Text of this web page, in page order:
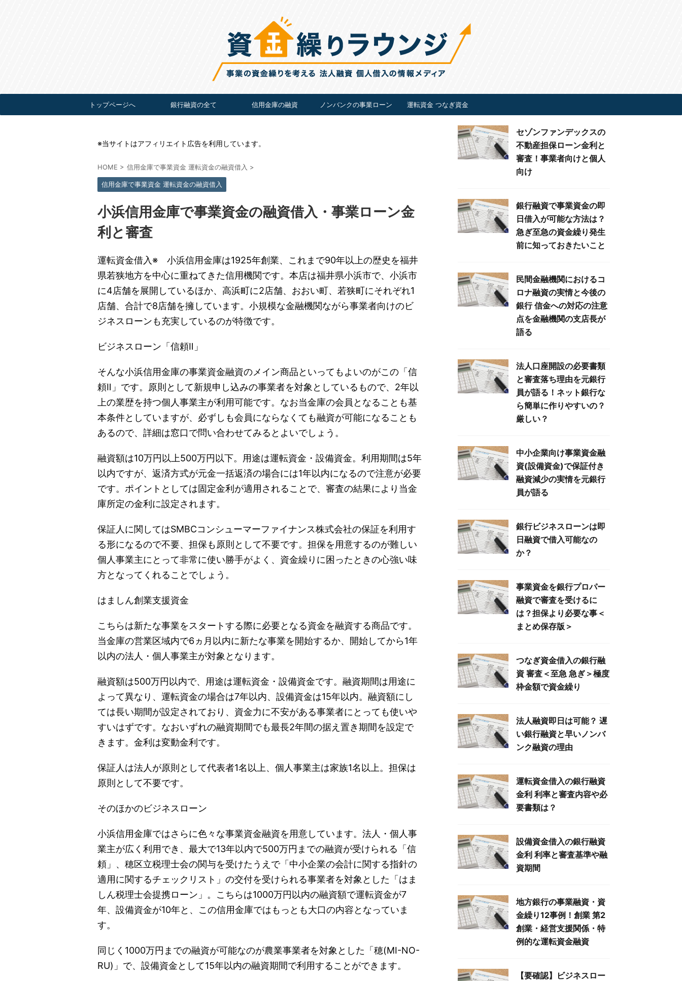
トップページへ 銀行融資の全て 信用金庫の融資 ノンバンクの事業ローン 運転資金 つなぎ資金
※当サイトはアフィリエイト広告を利用しています。
HOME > 信用金庫で事業資金 運転資金の融資借入 >
信用金庫で事業資金 運転資金の融資借入
小浜信用金庫で事業資金の融資借入・事業ローン金
利と審査
運転資金借入※ 小浜信用金庫は1925年創業、これまで90年以上の歴史を福井
県若狭地方を中心に重ねてきた信用機関です。本店は福井県小浜市で、小浜市
に4店舗を展開しているほか、高浜町に2店舗、おおい町、若狭町にそれぞれ1
店舗、合計で8店舗を擁しています。小規模な金融機関ながら事業者向けのビ
ジネスローンも充実しているのが特徴です。
ビジネスローン「信頼Ⅱ」
そんな小浜信用金庫の事業資金融資のメイン商品といってもよいのがこの「信
頼Ⅱ」です。原則として新規申し込みの事業者を対象としているもので、2年以
上の業歴を持つ個人事業主が利用可能です。なお当金庫の会員となることも基
本条件としていますが、必ずしも会員にならなくても融資が可能になることも
あるので、詳細は窓口で問い合わせてみるとよいでしょう。
融資額は10万円以上500万円以下。用途は運転資金・設備資金。利用期間は5年
以内ですが、返済方式が元金一括返済の場合には1年以内になるので注意が必要
です。ポイントとしては固定金利が適用されることで、審査の結果により当金
庫所定の金利に設定されます。
保証人に関してはSMBCコンシューマーファイナンス株式会社の保証を利用す
る形になるので不要、担保も原則として不要です。担保を用意するのが難しい
個人事業主にとって非常に使い勝手がよく、資金繰りに困ったときの心強い味
方となってくれることでしょう。
はましん創業支援資金
こちらは新たな事業をスタートする際に必要となる資金を融資する商品です。
当金庫の営業区域内で6ヵ月以内に新たな事業を開始するか、開始してから1年
以内の法人・個人事業主が対象となります。
融資額は500万円以内で、用途は運転資金・設備資金です。融資期間は用途に
よって異なり、運転資金の場合は7年以内、設備資金は15年以内。融資額にし
ては長い期間が設定されており、資金力に不安がある事業者にとっても使いや
すいはずです。なおいずれの融資期間でも最長2年間の据え置き期間を設定で
きます。金利は変動金利です。
保証人は法人が原則として代表者1名以上、個人事業主は家族1名以上。担保は
原則として不要です。
そのほかのビジネスローン
小浜信用金庫ではさらに色々な事業資金融資を用意しています。法人・個人事
業主が広く利用でき、最大で13年以内で500万円までの融資が受けられる「信
頼」、穂区立税理士会の関与を受けたうえで「中小企業の会計に関する指針の
適用に関するチェックリスト」の交付を受けられる事業者を対象とした「はま
しん税理士会提携ローン」。こちらは1000万円以内の融資額で運転資金が7
年、設備資金が10年と、この信用金庫ではもっとも大口の内容となっていま
す。
同じく1000万円までの融資が可能なのが農業事業者を対象とした「穂(MI-NO-
RU)」で、設備資金として15年以内の融資期間で利用することができます。
セゾンファンデックスの
不動産担保ローン金利と
審査！事業者向けと個人
向け
銀行融資で事業資金の即
日借入が可能な方法は？
急ぎ至急の資金繰り発生
前に知っておきたいこと
民間金融機関におけるコ
ロナ融資の実情と今後の
銀行 信金への対応の注意
点を金融機関の支店長が
語る
法人口座開設の必要書類
と審査落ち理由を元銀行
員が語る！ネット銀行な
ら簡単に作りやすいの？
厳しい？
中小企業向け事業資金融
資(設備資金)で保証付き
融資減少の実情を元銀行
員が語る
銀行ビジネスローンは即
日融資で借入可能なの
か？
事業資金を銀行プロパー
融資で審査を受けるに
は？担保より必要な事＜
まとめ保存版＞
つなぎ資金借入の銀行融
資 審査＜至急 急ぎ＞極度
枠金額で資金繰り
法人融資即日は可能？ 遅
い銀行融資と早いノンバ
ンク融資の理由
運転資金借入の銀行融資
金利 利率と審査内容や必
要書類は？
設備資金借入の銀行融資
金利 利率と審査基準や融
資期間
地方銀行の事業融資・資
金繰り12事例！創業 第2
創業・経営支援関係・特
例的な運転資金融資
【要確認】ビジネスロー